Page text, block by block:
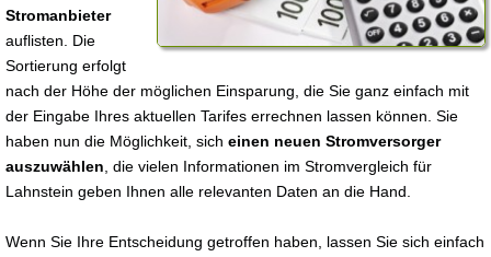
Stromanbieter
auflisten. Die
Sortierung erfolgt
nach der Höhe der möglichen Einsparung, die Sie ganz einfach mit
der Eingabe Ihres aktuellen Tarifes errechnen lassen können. Sie
haben nun die Möglichkeit, sich einen neuen Stromversorger
auszuwählen , die vielen Informationen im Stromvergleich für
Lahnstein geben Ihnen alle relevanten Daten an die Hand.
Wenn Sie Ihre Entscheidung getroffen haben, lassen Sie sich einfach